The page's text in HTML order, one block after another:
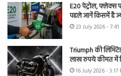
E20 पेट्रोल, फ्लेक्स
पहले जानें किसमें है
23 July 2026 - 7:41
Triumph की
लाख रुपये कीमत में
16 July 2026 - 3:17